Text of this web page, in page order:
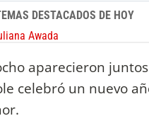
aparecieron
celebró un nuevo